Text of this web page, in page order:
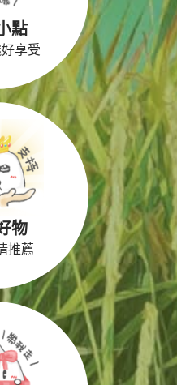
點
享受
物
推薦